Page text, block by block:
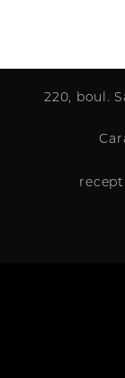
220, boul.